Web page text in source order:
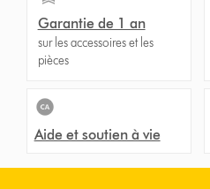
Garantie de 1 an
sur les accessoires et les
pièces
Aide et soutien à vie